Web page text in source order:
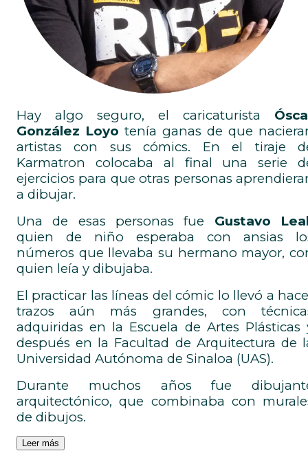
Hay algo seguro, el caricaturista
González Loyo tenía ganas de que
artistas con sus cómics. En el tiraje
Karmatron colocaba al final una serie
ejercicios para que otras personas
a dibujar.
Una de esas personas fue Gustavo
quien de niño esperaba con ansias
números que llevaba su hermano mayor,
quien leía y dibujaba.
El practicar las líneas del cómic lo llevó a
trazos aún más grandes, con
adquiridas en la Escuela de Artes Plásticas
después en la Facultad de Arquitectura de
Universidad Autónoma de Sinaloa (UAS).
Durante muchos años fue
arquitectónico, que combinaba con
de dibujos.
Leer más